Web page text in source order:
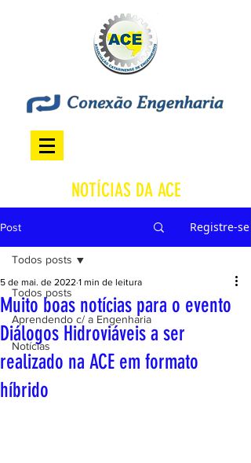
NOTÍCIAS DA ACE
Post Registre-se
Todos posts
Aprendendo c/ a Engenharia
Notícias
Todos posts
Muito boas notícias para o evento
Diálogos Hidroviáveis a ser
realizado na ACE em formato
híbrido
5 de mai. de 2022 1 min de leitura